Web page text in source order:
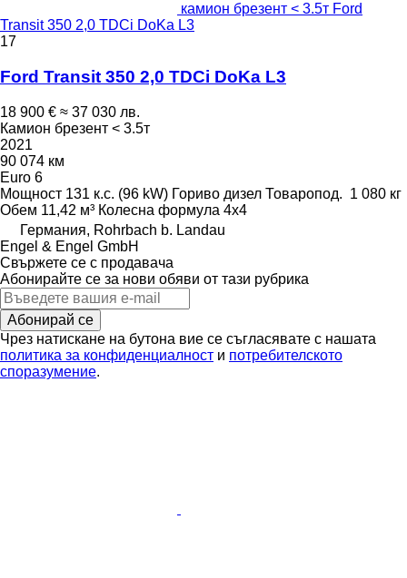
камион брезент < 3.5т Ford
Transit 350 2,0 TDCi DoKa L3
17
Ford Transit 350 2,0 TDCi DoKa L3
18 900 € ≈ 37 030 лв.
Камион брезент < 3.5т
2021
90 074 км
Euro 6
Мощност 131 к.с. (96 kW) Гориво дизел Товаропод. 1 080 кг
Обем 11,42 м³ Колесна формула 4x4
Германия, Rohrbach b. Landau
Engel & Engel GmbH
Свържете се с продавача
Абонирайте се за нови обяви от тази рубрика
Абонирай се
Чрез натискане на бутона вие се съгласявате с нашата
политика за конфиденциалност и потребителското
споразумение.